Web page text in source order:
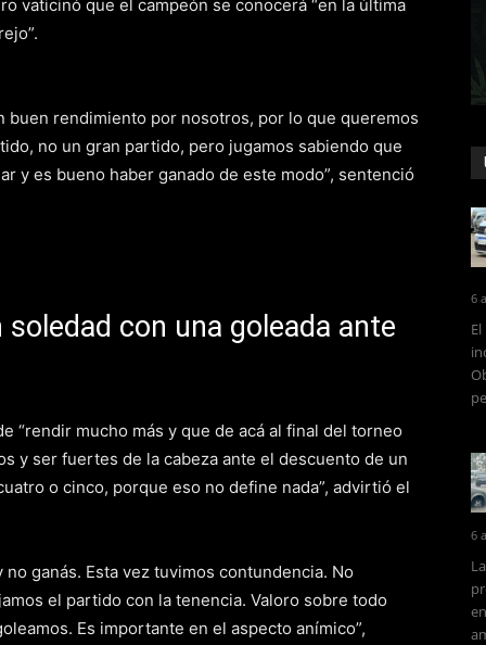
vaticinó que el campeón se conocerá “en la última
buen rendimiento por nosotros, por lo que queremos
no un gran partido, pero jugamos sabiendo que
y es bueno haber ganado de este modo”, sentenció
con una goleada ante
“rendir mucho más y que de acá al final del torneo
y ser fuertes de la cabeza ante el descuento de un
o cinco, porque eso no define nada”, advirtió el
ganás. Esta vez tuvimos contundencia. No
el partido con la tenencia. Valoro sobre todo
Es importante en el aspecto anímico”,
6
6